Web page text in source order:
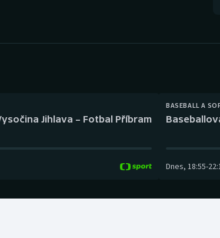
Plavání Ostatní
Jihlava – Fotbal Příbram
BASEBALL A
Dnes, 18:55-